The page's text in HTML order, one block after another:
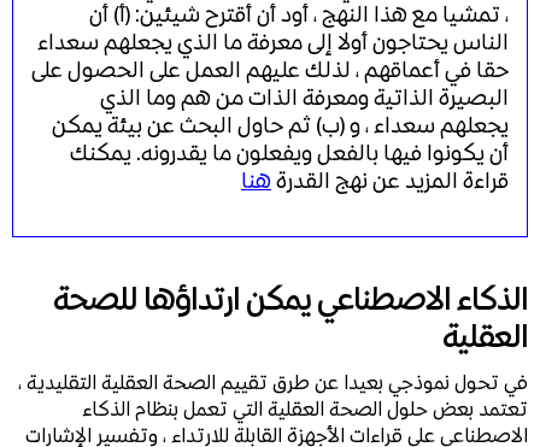
، تمشيا مع هذا النهج ، أود أن أقترح شيئين: (أ) أن
الناس يحتاجون أولا إلى معرفة ما الذي يجعلهم سعداء
حقا في أعماقهم ، لذلك عليهم العمل على الحصول على
البصيرة الذاتية ومعرفة الذات من هم وما الذي
يجعلهم سعداء ، و (ب) ثم حاول البحث عن بيئة يمكن
أن يكونوا فيها بالفعل ويفعلون ما يقدرونه. يمكنك
قراءة المزيد عن نهج القدرةهنا
الذكاء الاصطناعي يمكن ارتداؤها للصحة
العقلية
في تحول نموذجي بعيدا عن طرق تقييم الصحة العقلية التقليدية ،
تعتمد بعض حلول الصحة العقلية التي تعمل بنظام الذكاء
الاصطناعي على قراءات الأجهزة القابلة للارتداء ، وتفسير الإشارات